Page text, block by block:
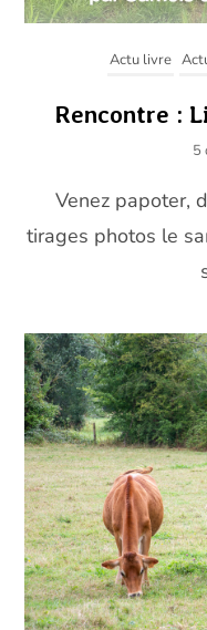
Actu livre
Rencontre :
5
Venez papoter,
tirages photos le